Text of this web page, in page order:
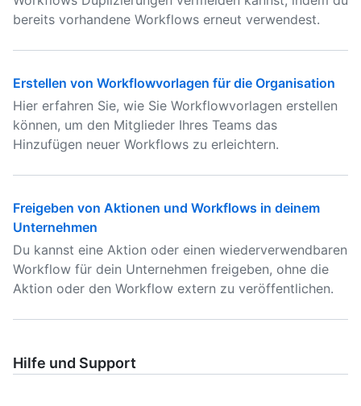
bereits vorhandene Workflows erneut verwendest.
Erstellen von Workflowvorlagen für die Organisation
Hier erfahren Sie, wie Sie Workflowvorlagen erstellen
können, um den Mitglieder Ihres Teams das
Hinzufügen neuer Workflows zu erleichtern.
Freigeben von Aktionen und Workflows in deinem
Unternehmen
Du kannst eine Aktion oder einen wiederverwendbaren
Workflow für dein Unternehmen freigeben, ohne die
Aktion oder den Workflow extern zu veröffentlichen.
Hilfe und Support